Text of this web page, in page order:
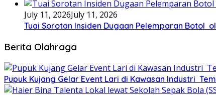
July 11, 2026July 11, 2026
Tuai Sorotan Insiden Dugaan Pelemparan Botol
Berita Olahraga
Pupuk Kujang Gelar Event Lari di Kawasan Industri